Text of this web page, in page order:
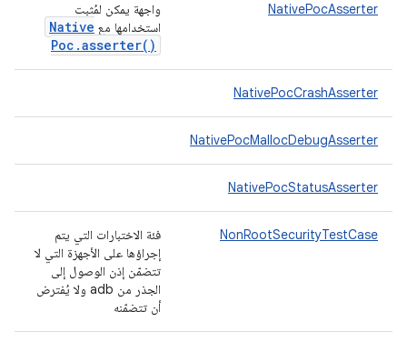
NativePocAsserter
واجهة يمكن لمُثبت
استخدامها مع Native
Poc .asserter( )
NativePocCrashAsserter
NativePocMallocDebugAsserter
NativePocStatusAsserter
NonRootSecurityTestCase
فئة الاختبارات التي يتم
إجراؤها على الأجهزة التي لا
تتضمّن إذن الوصول إلى
الجذر من adb ولا يُفترض
أن تتضمّنه